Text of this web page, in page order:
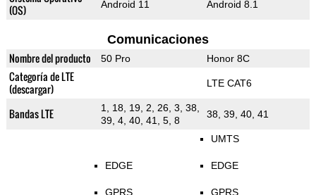
(OS)
Android 11 Android 8.1
Comunicaciones
Nombre del producto 50 Pro Honor 8C
Categoría de LTE
(descargar)
LTE CAT6
Bandas LTE
1, 18, 19, 2, 26, 3, 38,
39, 4, 40, 41, 5, 8
38, 39, 40, 41
EDGE
GPRS
UMTS
EDGE
GPRS